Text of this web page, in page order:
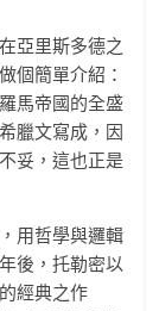
亞里斯多德之
個簡單介紹：
馬帝國的全盛
臘文寫成，因
妥，這也正是
用哲學與邏輯
後，托勒密以
經典之作